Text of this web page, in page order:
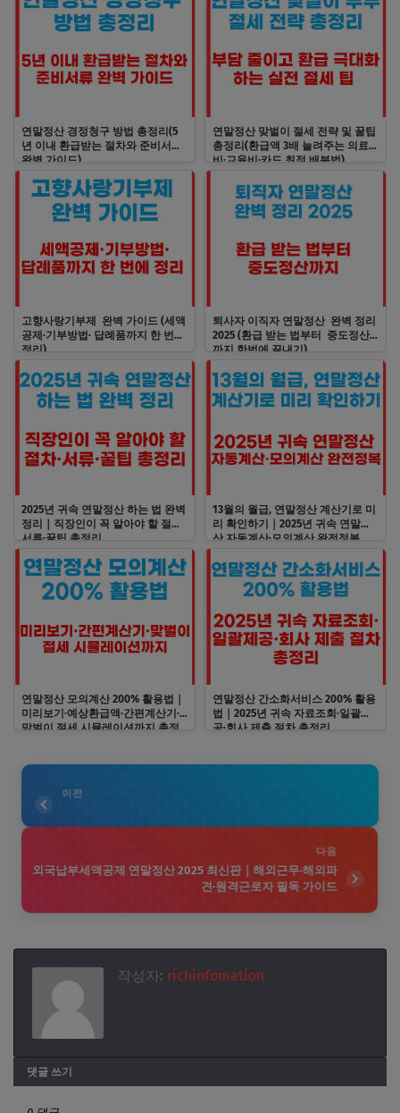
연말정산 경정청구 방법 총정리(5
년 이내 환급받는 절차와 준비서류
완벽 가이드)
연말정산 맞벌이 절세 전략 및 꿀팁
총정리(환급액 3배 늘려주는 의료
비·교육비·카드 최적 배분법)
고향사랑기부제 완벽 가이드 (세액
공제·기부방법· 답례품까지 한 번에
정리)
퇴사자 이직자 연말정산 완벽 정리
2025 (환급 받는 법부터 중도정산
까지 한번에 끝내기)
2025년 귀속 연말정산 하는 법 완벽
정리｜직장인이 꼭 알아야 할 절차·
서류·꿀팁 총정리
13월의 월급, 연말정산 계산기로 미
리 확인하기｜2025년 귀속 연말정
산 자동계산·모의계산 완전정복
연말정산 모의계산 200% 활용법｜
미리보기·예상환급액·간편계산기·
맞벌이 절세 시뮬레이션까지 총정
연말정산 간소화서비스 200% 활용
법｜2025년 귀속 자료조회·일괄제
공·회사 제출 절차 총정리
이전
다음
외국납부세액공제 연말정산 2025 최신판｜해외근무·해외파
견·원격근로자 필독 가이드
작성자: richinfomation
댓글 쓰기